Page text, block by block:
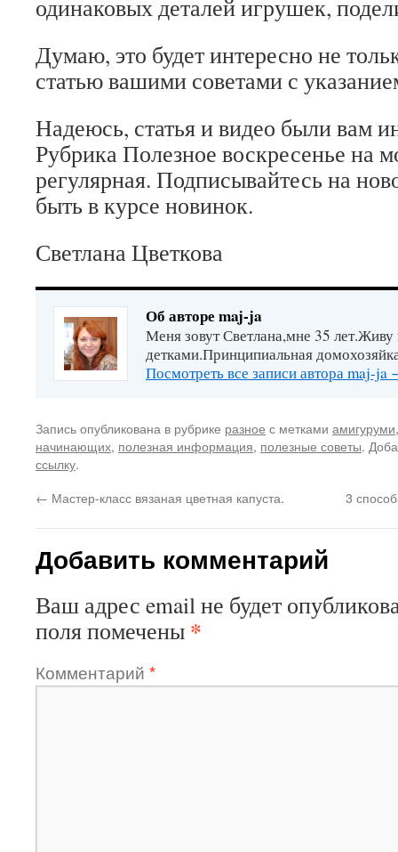
одинаковых деталей игрушек,
Думаю, это будет интересно не
статью вашими советами с
Надеюсь, статья и видео были вам
Рубрика Полезное воскресенье на
регулярная. Подписывайтесь на
быть в курсе новинок.
Светлана Цветкова
Об авторе maj-ja
Меня зовут Светлана,мне 35
детками.Принципиальная
Посмотреть все записи автора maj-ja
Запись опубликована в рубрике разное с метками амигуруми
начинающих, полезная информация, полезные советы.
ссылку.
← Мастер-класс вязаная цветная капуста. 3
Добавить комментарий
Ваш адрес email не будет
поля помечены *
Комментарий *